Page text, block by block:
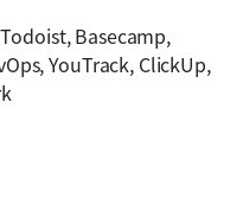
Basecamp,
YouTrack, ClickUp,